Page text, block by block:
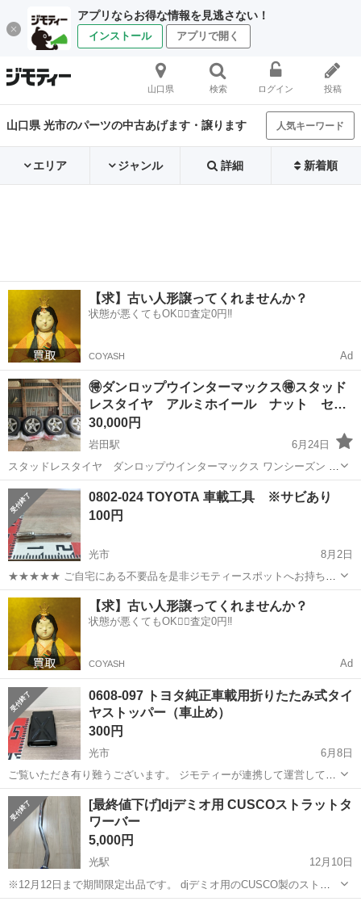
アプリならお得な情報を見逃さない！
インストール アプリで開く
山口県 検索 ログイン 投稿
山口県 光市のパーツの中古あげます・譲ります 人気キーワード
エリア ジャンル 詳細 新着順
【求】古い人形譲ってくれませんか？
状態が悪くてもOK🙆‍♀️査定0円‼️
COYASH Ad
🉐ダンロップウインターマックス🉐スタッド
レスタイヤ アルミホイール ナット セ…
30,000円
岩田駅
6月24日
スタッドレスタイヤ ダンロップウインターマックス ワンシーズン で
乗り換えたのでほとんど溝残ってます、 サイドウォール製造年x2724
2024年式27週です、 165/70R14 81Q アルミとアルミ用のナットも付
けます...
山口 光市
0802-024 TOYOTA 車載工具 ※サビあり
100円
光市
8月2日
★★★★★ ご自宅にある不要品を是非ジモティースポットへお持ち込
みしませんか？ 家電、趣味・スポーツ・レジャー用品、こども用品、
衣料服飾品、生活雑貨、家具、本、CD・DVDなどが無料でまとめて持
ち込めます！ ※詳細はこ...
山口 光市 パーツ 現地
【求】古い人形譲ってくれませんか？
状態が悪くてもOK🙆‍♀️査定0円‼️
COYASH Ad
0608-097 トヨタ純正車載用折りたたみ式タイ
ヤストッパー（車止め）
300円
光市
6月8日
ご覧いただき有り難うございます。 ジモティーが連携して運営してい
ます。 粗⼤ごみ等の減量を⽬的にまだ使えるものをリユースしていま
す。 ★★★★★ ご自宅にある不要品を是非ジモティースポットへお持
ち込みしません...
山口 光市 パーツ リユース
[最終値下げ]djデミオ用 CUSCOストラットタ
ワーバー
5,000円
光駅
12月10日
※12月12日まで期間限定出品です。 djデミオ用のCUSCO製のストラ
ットタワーバーです。 2年程使用していたので多少の使用感はありま